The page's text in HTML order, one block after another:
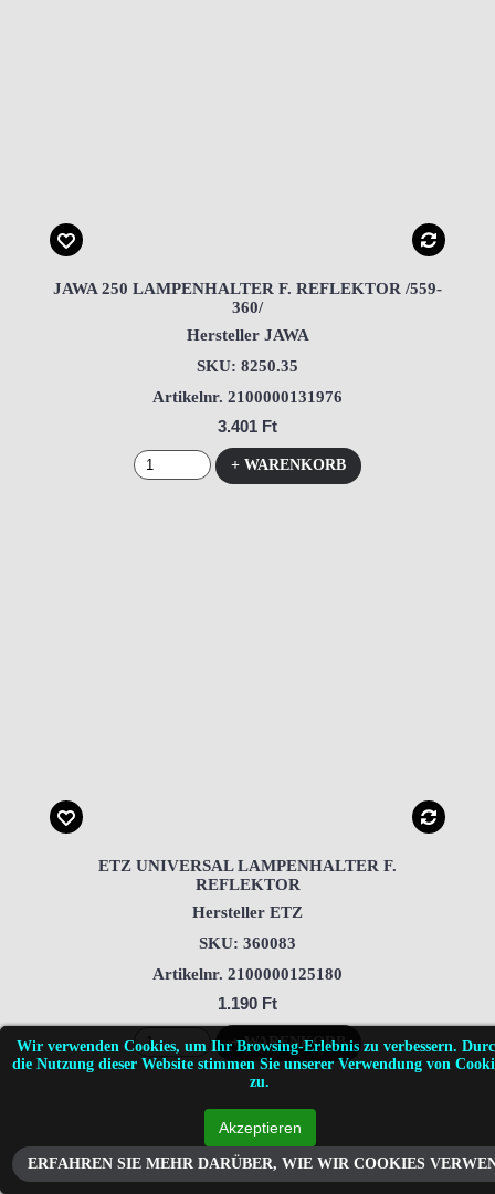
Wir verwenden Cookies, um Ihr Browsing-Erlebnis zu verbessern.
die Nutzung dieser Website stimmen Sie unserer Verwendung von
zu.
ERFAHREN SIE MEHR DARÜBER, WIE WIR COOKIES
JAWA 250 LAMPENHALTER F. REFLEKTOR /559-
360/
Hersteller JAWA
SKU: 8250.35
Artikelnr. 2100000131976
3.401 Ft
+ WARENKORB
ETZ UNIVERSAL LAMPENHALTER F.
REFLEKTOR
Hersteller ETZ
SKU: 360083
Artikelnr. 2100000125180
1.190 Ft
+ WARENKORB